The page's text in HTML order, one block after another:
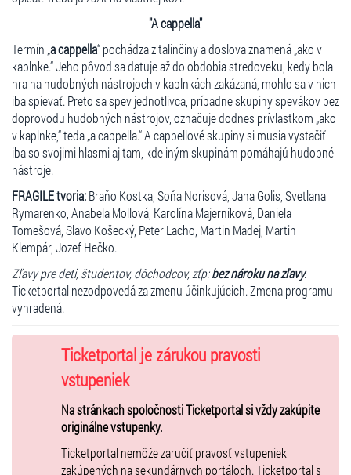
"A cappella"
Termín „a cappella“ pochádza z talinčiny a doslova znamená „ako v
kaplnke.“ Jeho pôvod sa datuje až do obdobia stredoveku, kedy bola
hra na hudobných nástrojoch v kaplnkách zakázaná, mohlo sa v nich
iba spievať. Preto sa spev jednotlivca, prípadne skupiny spevákov bez
doprovodu hudobných nástrojov, označuje dodnes prívlastkom „ako
v kaplnke,“ teda „a cappella.“ A cappellové skupiny si musia vystačiť
iba so svojimi hlasmi aj tam, kde iným skupinám pomáhajú hudobné
nástroje.
FRAGILE tvoria:Braňo Kostka, Soňa Norisová, Jana Golis, Svetlana
Rymarenko, Anabela Mollová, Karolína Majerníková, Daniela
Tomešová, Slavo Košecký, Peter Lacho, Martin Madej, Martin
Klempár, Jozef Hečko.
Zľavy pre deti, študentov, dôchodcov, zťp:bez nároku na zľavy.
Ticketportal nezodpovedá za zmenu účinkujúcich. Zmena programu
vyhradená.
Ticketportal je zárukou pravosti
vstupeniek
Na stránkach spoločnosti Ticketportal si vždy zakúpite
originálne vstupenky.
Ticketportal nemôže zaručiť pravosť vstupeniek
zakúpených na sekundárnych portáloch. Ticketportal s